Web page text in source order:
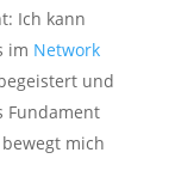
Ich kann
im Network
und
Fundament
mich